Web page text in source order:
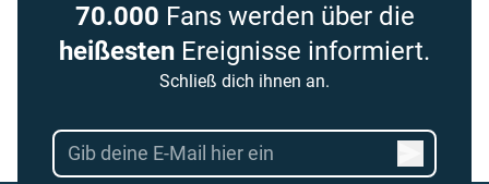
70.000 Fans werden über die
heißesten Ereignisse informiert.
Schließ dich ihnen an.